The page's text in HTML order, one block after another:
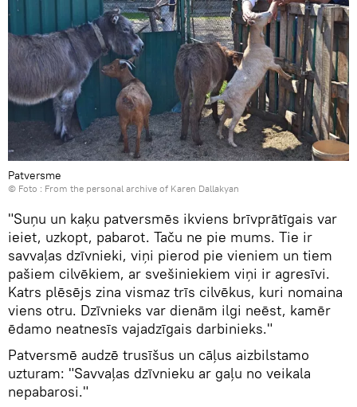
Patversme
© Foto : From the personal archive of Karen Dallakyan
"Suņu un kaķu patversmēs ikviens brīvprātīgais var
ieiet, uzkopt, pabarot. Taču ne pie mums. Tie ir
savvaļas dzīvnieki, viņi pierod pie vieniem un tiem
pašiem cilvēkiem, ar svešiniekiem viņi ir agresīvi.
Katrs plēsējs zina vismaz trīs cilvēkus, kuri nomaina
viens otru. Dzīvnieks var dienām ilgi neēst, kamēr
ēdamo neatnesīs vajadzīgais darbinieks."
Patversmē audzē trusīšus un cāļus aizbilstamo
uzturam: "Savvaļas dzīvnieku ar gaļu no veikala
nepabarosi."